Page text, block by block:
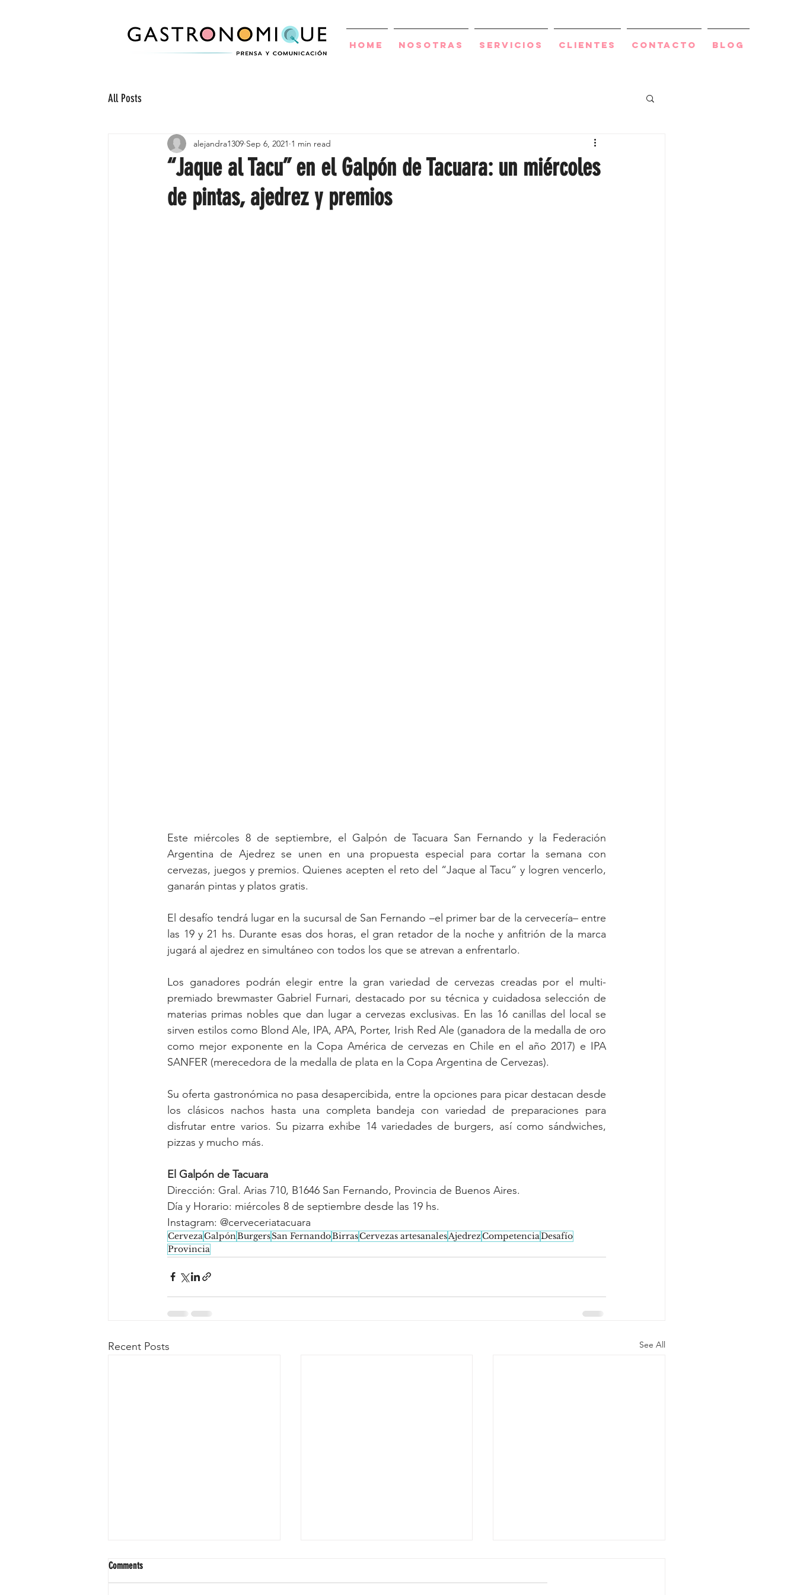
Home Nosotras Servicios Clientes Contacto BLOG
All Posts
“Jaque al Tacu” en el Galpón de Tacuara: un miércoles
de pintas, ajedrez y premios
alejandra1309 Sep 6, 2021 1 min read
Este miércoles 8 de septiembre, el Galpón de Tacuara San Fernando y la Federación
Argentina de Ajedrez se unen en una propuesta especial para cortar la semana con
cervezas, juegos y premios. Quienes acepten el reto del “Jaque al Tacu” y logren vencerlo,
ganarán pintas y platos gratis.
El desafío tendrá lugar en la sucursal de San Fernando –el primer bar de la cervecería– entre
las 19 y 21 hs. Durante esas dos horas, el gran retador de la noche y anfitrión de la marca
jugará al ajedrez en simultáneo con todos los que se atrevan a enfrentarlo.
Los ganadores podrán elegir entre la gran variedad de cervezas creadas por el multi-
premiado brewmaster Gabriel Furnari, destacado por su técnica y cuidadosa selección de
materias primas nobles que dan lugar a cervezas exclusivas. En las 16 canillas del local se
sirven estilos como Blond Ale, IPA, APA, Porter, Irish Red Ale (ganadora de la medalla de oro
como mejor exponente en la Copa América de cervezas en Chile en el año 2017) e IPA
SANFER (merecedora de la medalla de plata en la Copa Argentina de Cervezas).
Su oferta gastronómica no pasa desapercibida, entre la opciones para picar destacan desde
los clásicos nachos hasta una completa bandeja con variedad de preparaciones para
disfrutar entre varios. Su pizarra exhibe 14 variedades de burgers, así como sándwiches,
pizzas y mucho más.
El Galpón de Tacuara
Dirección: Gral. Arias 710, B1646 San Fernando, Provincia de Buenos Aires.
Día y Horario: miércoles 8 de septiembre desde las 19 hs.
Instagram: @cerveceriatacuara
CervezaGalpónBurgersSan FernandoBirrasCervezas artesanalesAjedrezCompetenciaDesafío
Provincia
Recent Posts See All
Comments